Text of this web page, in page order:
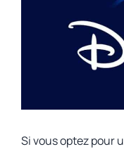
Si vous optez pour